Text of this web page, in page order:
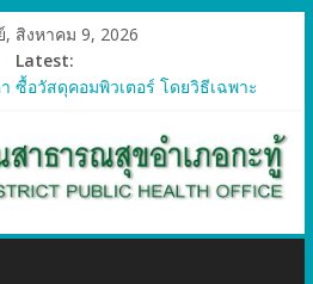
สิงหาคม 9, 2026
Latest:
ซื้อวัสดุคอมพิวเตอร์ โดยวิธีเฉพาะ
จัดซื้อวัสดุทางการแพทย์สำหรับ
ดต่อและภัยสุขภาพในแรงงานต่างด้าว
วัสดุงานบ้านงานครัว โดยวิธีเฉพาะ